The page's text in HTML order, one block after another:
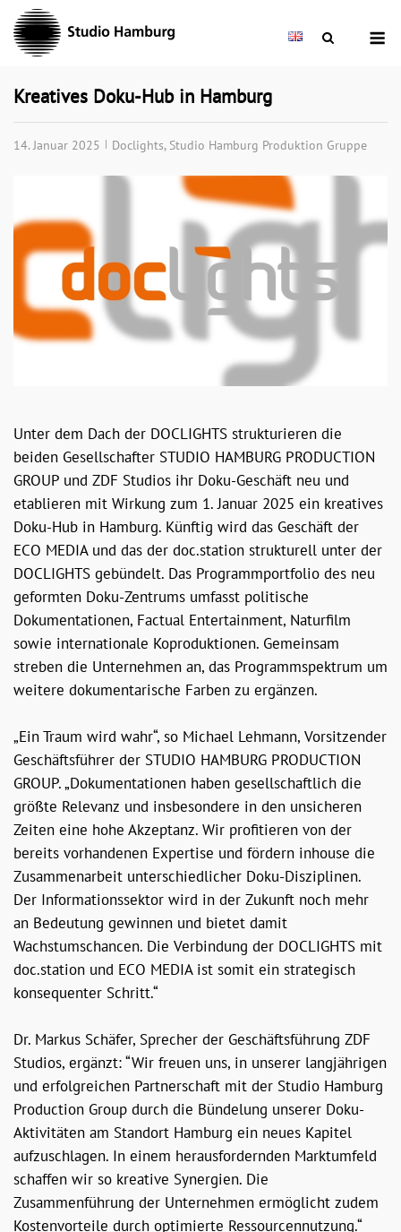
Skip
content
Kreatives Doku-Hub in Hamburg
14. Januar 2025 Doclights, Studio Hamburg Produktion Gruppe
Unter dem Dach der DOCLIGHTS strukturieren die
beiden Gesellschafter STUDIO HAMBURG PRODUCTION
GROUP und ZDF Studios ihr Doku-Geschäft neu und
etablieren mit Wirkung zum 1. Januar 2025 ein kreatives
Doku-Hub in Hamburg. Künftig wird das Geschäft der
ECO MEDIA und das der doc.station strukturell unter der
DOCLIGHTS gebündelt. Das Programmportfolio des neu
geformten Doku-Zentrums umfasst politische
Dokumentationen, Factual Entertainment, Naturfilm
sowie internationale Koproduktionen. Gemeinsam
streben die Unternehmen an, das Programmspektrum um
weitere dokumentarische Farben zu ergänzen.
„Ein Traum wird wahr“, so Michael Lehmann, Vorsitzender
Geschäftsführer der STUDIO HAMBURG PRODUCTION
GROUP. „Dokumentationen haben gesellschaftlich die
größte Relevanz und insbesondere in den unsicheren
Zeiten eine hohe Akzeptanz. Wir profitieren von der
bereits vorhandenen Expertise und fördern inhouse die
Zusammenarbeit unterschiedlicher Doku-Disziplinen.
Der Informationssektor wird in der Zukunft noch mehr
an Bedeutung gewinnen und bietet damit
Wachstumschancen. Die Verbindung der DOCLIGHTS mit
doc.station und ECO MEDIA ist somit ein strategisch
konsequenter Schritt.“
Dr. Markus Schäfer, Sprecher der Geschäftsführung ZDF
Studios, ergänzt: “Wir freuen uns, in unserer langjährigen
und erfolgreichen Partnerschaft mit der Studio Hamburg
Production Group durch die Bündelung unserer Doku-
Aktivitäten am Standort Hamburg ein neues Kapitel
aufzuschlagen. In einem herausfordernden Marktumfeld
schaffen wir so kreative Synergien. Die
Zusammenführung der Unternehmen ermöglicht zudem
Kostenvorteile durch optimierte Ressourcennutzung.“